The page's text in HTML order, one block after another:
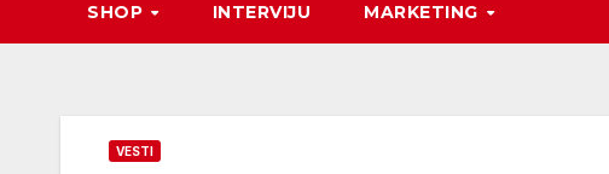
SHOP INTERVIJU MARKETING
VESTI